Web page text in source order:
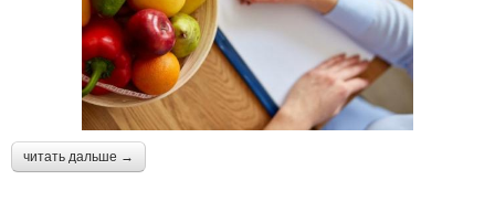
читать дальше →